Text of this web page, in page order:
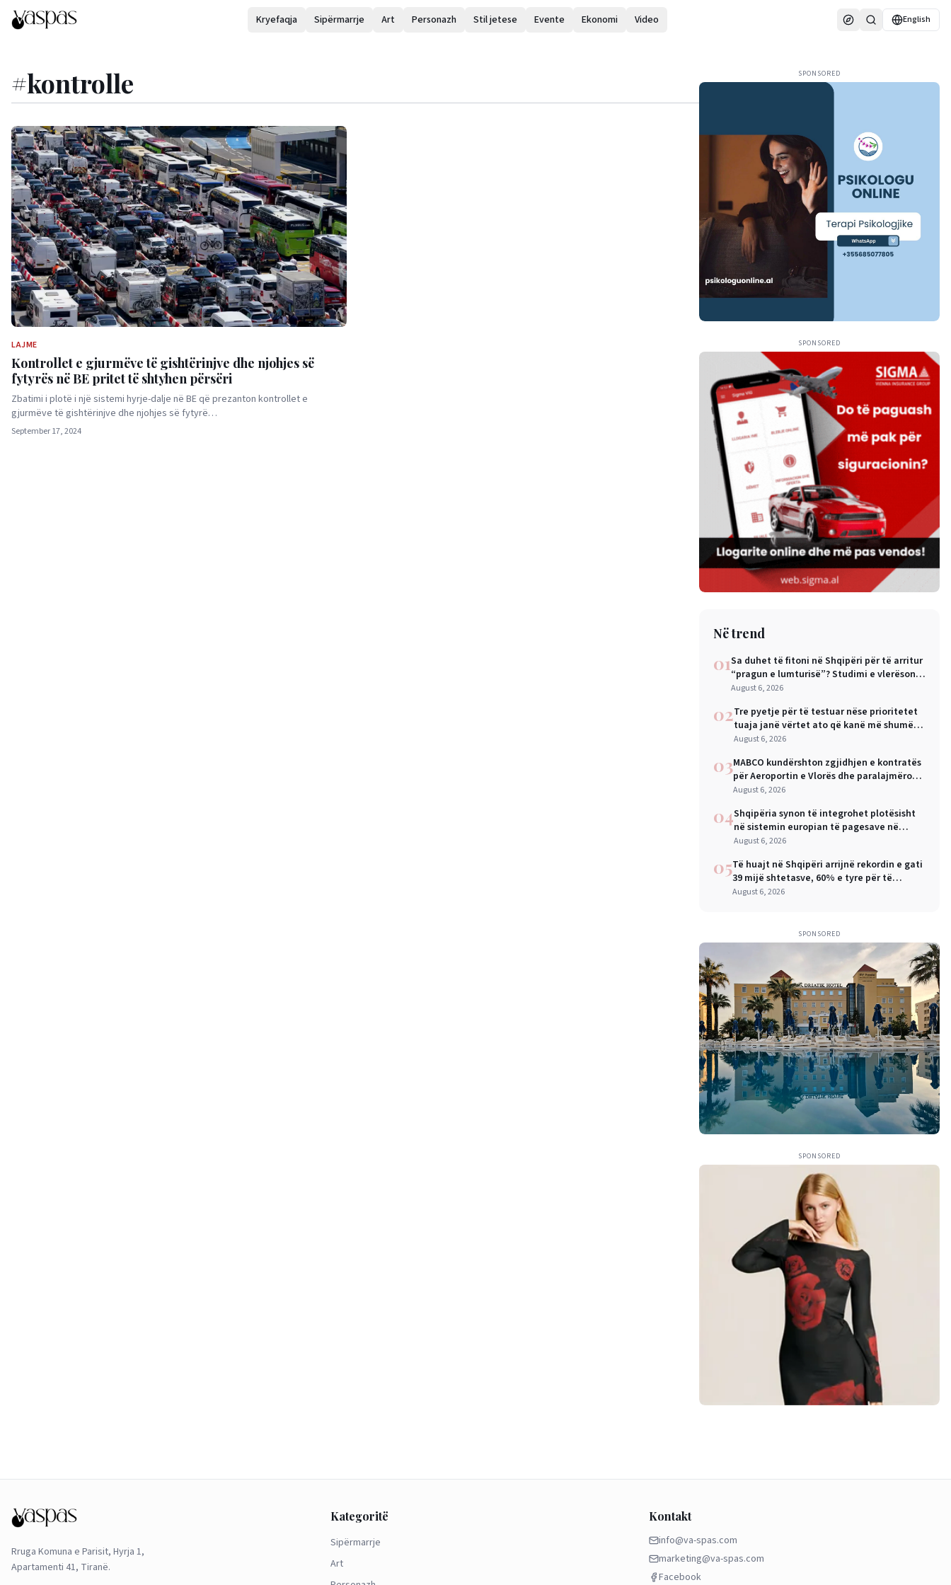
Kryefaqja Sipërmarrje Art Personazh Stil jetese Evente Ekonomi Video English
#kontrolle
LAJME
Kontrollet e gjurmëve të gishtërinjve dhe njohjes së
fytyrës në BE pritet të shtyhen përsëri
Zbatimi i plotë i një sistemi hyrje-dalje në BE që prezanton kontrollet e
gjurmëve të gishtërinjve dhe njohjes së fytyrë…
September 17, 2024
SPONSORED
SPONSORED
Në trend
01Sa duhet të fitoni në Shqipëri për të arritur
“pragun e lumturisë”? Studimi e vlerëson
në 28 mijë dollarë në vit
August 6, 2026
02Tre pyetje për të testuar nëse prioritetet
tuaja janë vërtet ato që kanë më shumë
rëndësi
August 6, 2026
03MABCO kundërshton zgjidhjen e kontratës
për Aeroportin e Vlorës dhe paralajmëron
arbitrazh ndërkombëtar
August 6, 2026
04Shqipëria synon të integrohet plotësisht
në sistemin europian të pagesave në
nëntor, Sejko: Kursime të mëdha për
August 6, 2026
05Të huajt në Shqipëri arrijnë rekordin e gati
39 mijë shtetasve, 60% e tyre për të
punuar
August 6, 2026
SPONSORED
SPONSORED
Rruga Komuna e Parisit, Hyrja 1,
Apartamenti 41, Tiranë.
Kategoritë
Sipërmarrje
Art
Kontakt
info@va-spas.com
marketing@va-spas.com
Facebook